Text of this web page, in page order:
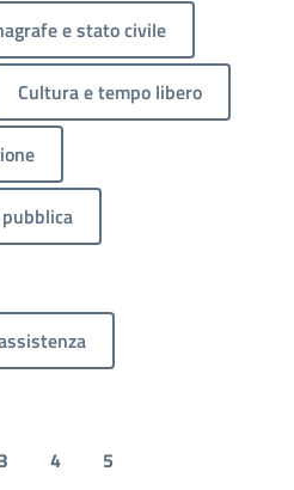
e stato civile
Cultura e tempo libero
3 4 5